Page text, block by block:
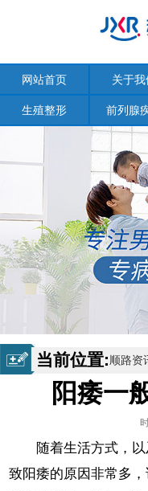
网站首页 关于我
生殖整形 前列腺
当前位置:顺路资
阳痿一
随着生活方式，
致阳痿的原因非常多